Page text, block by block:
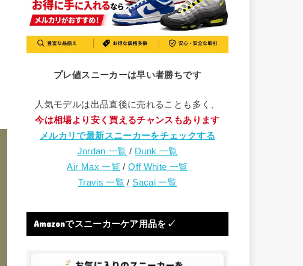
プレ値スニーカーは早い者勝ちです
人気モデルは出品直後に売れることも多く、
今は相場より安く買えるチャンスもあります
メルカリで最新スニーカーをチェックする
Jordan 一覧 / Dunk 一覧
Air Max 一覧 /Off White 一覧
Travis 一覧 / Sacai 一覧
Amazonでスニーカーケア用品を✓